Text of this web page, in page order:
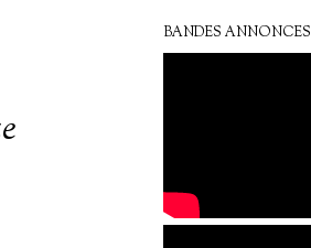
BANDES ANNONCES